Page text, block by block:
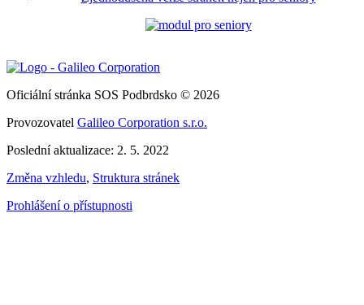
Oficiální stránka SOS Podbrdsko © 2026
Provozovatel Galileo Corporation s.r.o.
Poslední aktualizace: 2. 5. 2022
Změna vzhledu, Struktura stránek
Prohlášení o přístupnosti